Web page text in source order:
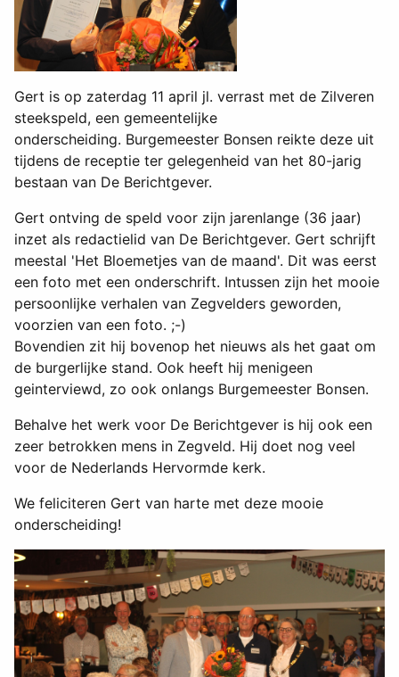
Gert is op zaterdag 11 april jl. verrast met de Zilveren
steekspeld, een gemeentelijke
onderscheiding. Burgemeester Bonsen reikte deze uit
tijdens de receptie ter gelegenheid van het 80-jarig
bestaan van De Berichtgever.
Gert ontving de speld voor zijn jarenlange (36 jaar)
inzet als redactielid van De Berichtgever. Gert schrijft
meestal 'Het Bloemetjes van de maand'. Dit was eerst
een foto met een onderschrift. Intussen zijn het mooie
persoonlijke verhalen van Zegvelders geworden,
voorzien van een foto. ;-)
Bovendien zit hij bovenop het nieuws als het gaat om
de burgerlijke stand. Ook heeft hij menigeen
geinterviewd, zo ook onlangs Burgemeester Bonsen.
Behalve het werk voor De Berichtgever is hij ook een
zeer betrokken mens in Zegveld. Hij doet nog veel
voor de Nederlands Hervormde kerk.
We feliciteren Gert van harte met deze mooie
onderscheiding!